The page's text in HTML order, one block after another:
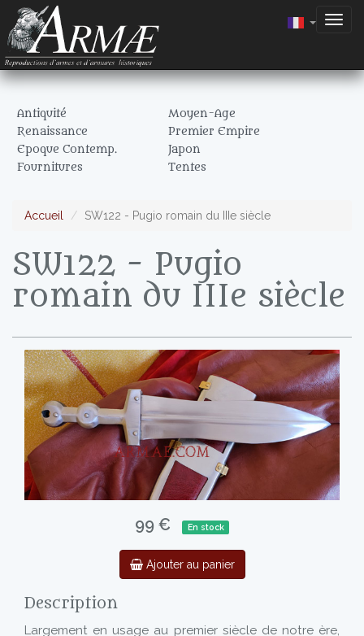
Antiquité
Moyen-Age
Renaissance
Premier Empire
Epoque Contemp.
Japon
Fournitures
Tentes
Accueil SW122 - Pugio romain du IIIe siècle
SW122 - Pugio
romain du IIIe siècle
99 € En stock
Ajouter au panier
Description
Largement en usage au premier siècle de notre ère,